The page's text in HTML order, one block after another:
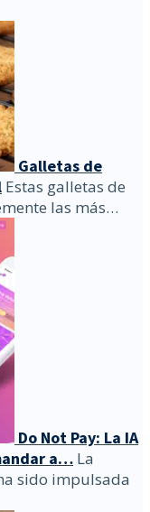
Galletas de
Estas galletas de
las más…
Do Not Pay: La IA
a… La
sido impulsada